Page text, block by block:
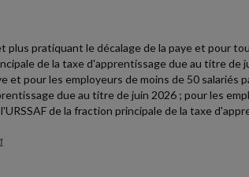
plus pratiquant le décalage de la paye et pour
de la taxe d'apprentissage due au titre de
et pour les employeurs de moins de 50 salariés
due au titre de juin 2026 ; pour les
de la fraction principale de la taxe